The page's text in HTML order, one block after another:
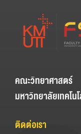
คณะวิทยาศาสตร์
มหาวิทยาลัยเทคโ
ติดต่อเรา